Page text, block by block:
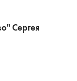
Сергея